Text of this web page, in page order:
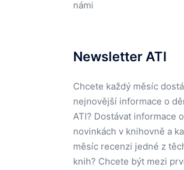
námi
Newsletter ATI
Chcete každý měsíc
nejnovější informace o
ATI? Dostávat informace o
novinkách v knihovně a
měsíc recenzi jedné z
knih? Chcete být mezi